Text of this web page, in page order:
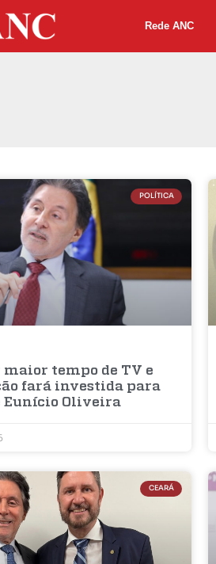
Rede ANC
POLÍTICA
maior tempo de TV e
fará investida para
Eunício Oliveira
CEARÁ